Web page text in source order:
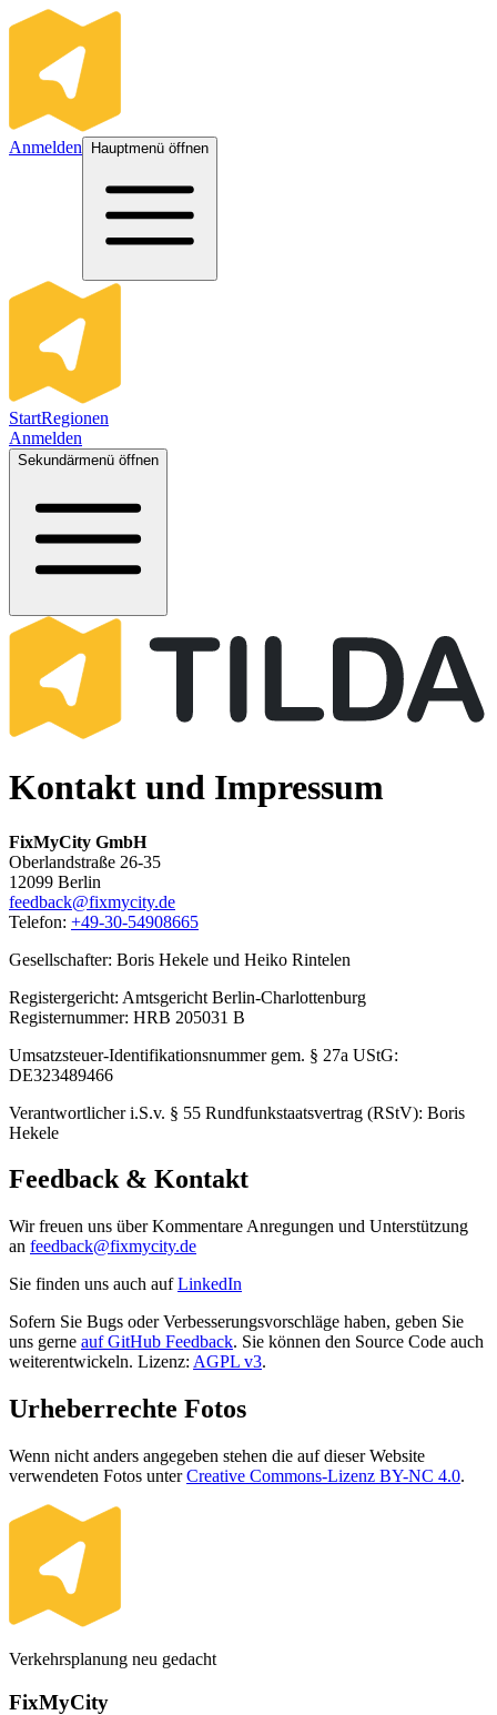
Anmelden Hauptmenü öffnen
StartRegionen
Anmelden
Sekundärmenü öffnen
Kontakt und Impressum
FixMyCity GmbH
Oberlandstraße 26-35
12099 Berlin
feedback@fixmycity.de
Telefon: +49-30-54908665
Gesellschafter: Boris Hekele und Heiko Rintelen
Registergericht: Amtsgericht Berlin-Charlottenburg
Registernummer: HRB 205031 B
Umsatzsteuer-Identifikationsnummer gem. § 27a UStG:
DE323489466
Verantwortlicher i.S.v. § 55 Rundfunkstaatsvertrag (RStV): Boris
Hekele
Feedback & Kontakt
Wir freuen uns über Kommentare Anregungen und Unterstützung
an feedback@fixmycity.de
Sie finden uns auch auf LinkedIn
Sofern Sie Bugs oder Verbesserungsvorschläge haben, geben Sie
uns gerne auf GitHub Feedback. Sie können den Source Code auch
weiterentwickeln. Lizenz: AGPL v3.
Urheberrechte Fotos
Wenn nicht anders angegeben stehen die auf dieser Website
verwendeten Fotos unter Creative Commons-Lizenz BY-NC 4.0.
Verkehrsplanung neu gedacht
FixMyCity